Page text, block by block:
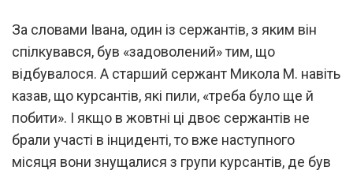
За словами Івана, один із сержантів, з яким він
спілкувався, був «задоволений» тим, що
відбувалося. А старший сержант Микола М. навіть
казав, що курсантів, які пили, «треба було ще й
побити». І якщо в жовтні ці двоє сержантів не
брали участі в інциденті, то вже наступного
місяця вони знущалися з групи курсантів, де був